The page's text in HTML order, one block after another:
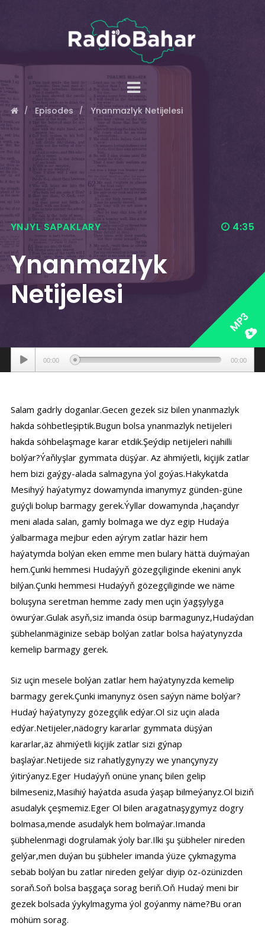
Episodes Ynanmazlyk Netijelesi
YNJYL SAPAKLARY 4:35
Ynanmazlyk
Netijelesi
MP3
Аудиоплеер
00:00 00:00
Salam gadrly doganlar.Gecen gezek siz bilen ynanmazlyk
hakda söhbetleşiptik.Bugun bolsa ynanmazlyk netijeleri
hakda söhbelaşmage karar etdik.Şeýdip netijeleri nahilli
bolýar?Ýaňlyşlar gymmata düşýar. Az ähmiýetli, kiçijik zatlar
hem bizi gaýgy-alada salmagyna ýol goýas.Hakykatda
Mesihyý haýatymyz dowamynda imanymyz günden-güne
guýçli bolup barmagy gerek.Ýyllar dowamynda ,haçandyr
meni alada salan, gamly bolmaga we dyz egip Hudaýa
ýalbarmaga mejbur eden aýrym zatlar häzir hem
haýatymda bolýan eken emme men bulary hättä duýmaýan
hem.Çunki hemmesi Hudaýyň gözegçiliginde ekenini anyk
bilýan.Çunki hemmesi Hudaýyň gözegçiliginde we näme
boluşyna seretman hemme zady men uçin ýagşylyga
öwurýar.Gulak asyň,siz imanda ösüp barmagunyz,Hudaýdan
şübhelanmäginize sebäp bolýan zatlar bolsa haýatynyzda
kemelip barmagy gerek.
Siz uçin mesele bolýan zatlar hem haýatynyzda kemelip
barmagy gerek.Çunki imanynyz ösen saýyn näme bolýar?
Hudaý haýatynyzy gözegçilik edýar.Ol siz uçin alada
edýar.Netijeler,nädogry kararlar gymmata düşýan
kararlar,äz ähmiýetli kiçijik zatlar sizi gýnap
başlaýar.Netijede siz rahatlygynyzy we ynançynyzy
ýitirýanyz.Eger Hudaýyň onüne ynanç bilen gelip
bilmeseniz,Masihiý haýatda asuda ýaşap bilmeýanyz.Ol biziň
asudalyk çeşmemiz.Eger Ol bilen aragatnaşygymyz dogry
bolmasa,mende asudalyk hem bolmaýar.Imanda
şübhelenmagi dogrulamak ýoly bar.Ilki şu şübheler nireden
gelýar,men duýan bu şübheler imanda ýüze çykmagyma
sebäb bolýan bu zatlar nireden gelýar diyip öz-özünizden
soraň.Soň bolsa başgaça sorag beriň.Oň Hudaý meni bir
gezek bolsada ýykylmagyma ýol goýanmy näme?Bu oran
möhüm sorag.